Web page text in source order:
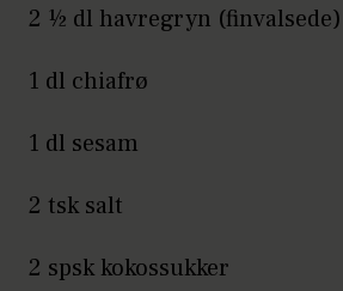
2 ½ dl havregryn (finvalsede)
1 dl chiafrø
1 dl sesam
2 tsk salt
2 spsk kokossukker